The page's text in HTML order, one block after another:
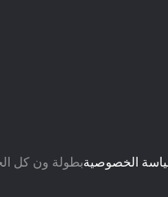
© بطولة ون كلالخصوصية